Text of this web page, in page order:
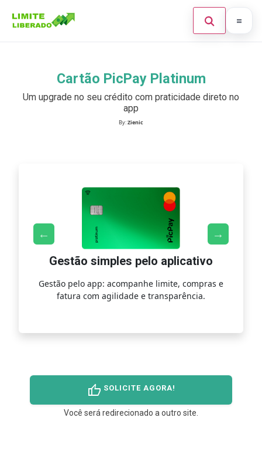
Cartão de Crédito
Buscar no site
Cartão PicPay Platinum
Um upgrade no seu crédito com praticidade direto no
app
By:Zienic
Gestão simples pelo aplicativo
Gestão pelo app: acompanhe limite, compras e
fatura com agilidade e transparência.
thumb_up SOLICITE AGORA!
Você será redirecionado a outro site.